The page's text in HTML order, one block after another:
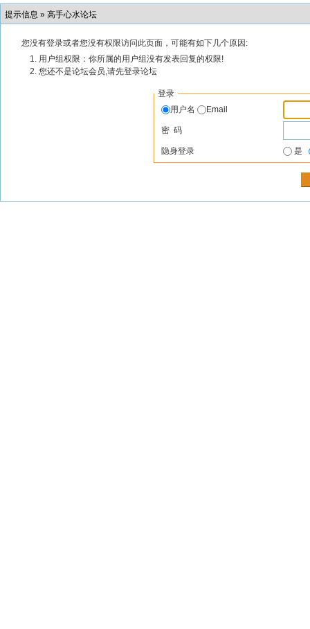
提示信息 » 高手心水论坛
您没有登录或者您没有权限访问此页面，可能有如下几个原因:
用户组权限：你所属的用户组没有发表回复的权限!
您还不是论坛会员,请先登录论坛
登录
用户名
Email
密 码
隐身登录 是